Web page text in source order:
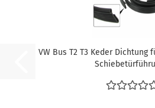
VW Bus T2 T3 Keder Dichtung